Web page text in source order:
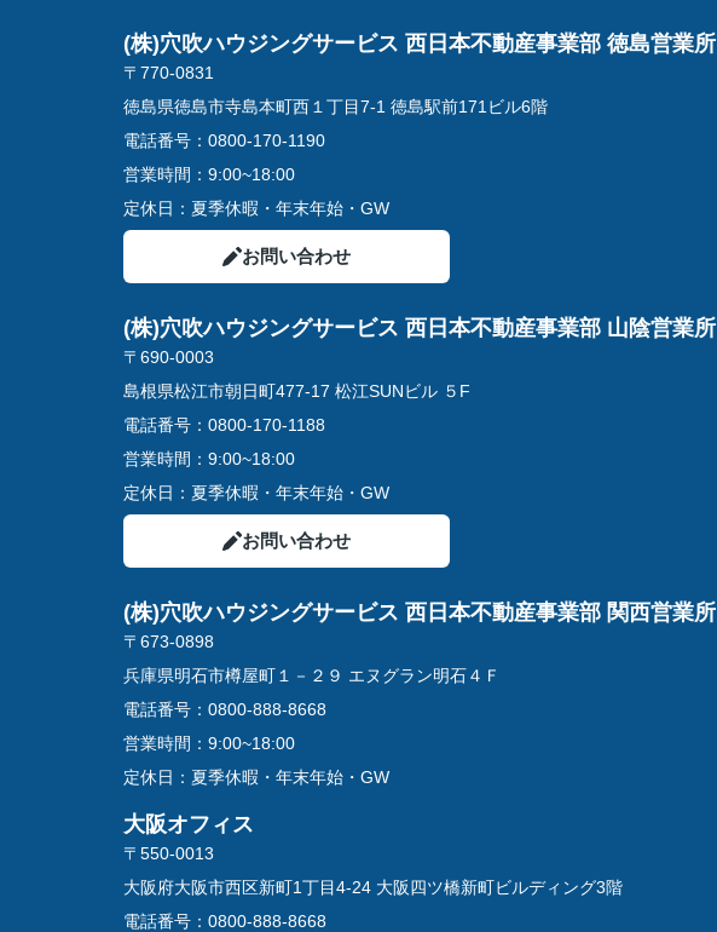
(株)穴吹ハウジングサービス 西日本不動産事業部 徳島営業所
〒770-0831
徳島県徳島市寺島本町西１丁目7-1 徳島駅前171ビル6階
電話番号： 0800-170-1190
営業時間： 9:00~18:00
定休日： 夏季休暇・年末年始・GW
お問い合わせ
(株)穴吹ハウジングサービス 西日本不動産事業部 山陰営業所
〒690-0003
島根県松江市朝日町477-17 松江SUNビル ５F
電話番号： 0800-170-1188
営業時間： 9:00~18:00
定休日： 夏季休暇・年末年始・GW
お問い合わせ
(株)穴吹ハウジングサービス 西日本不動産事業部 関西営業所
〒673-0898
兵庫県明石市樽屋町１－２９ エヌグラン明石４Ｆ
電話番号： 0800-888-8668
営業時間： 9:00~18:00
定休日： 夏季休暇・年末年始・GW
大阪オフィス
〒550-0013
大阪府大阪市西区新町1丁目4-24 大阪四ツ橋新町ビルディング3階
電話番号： 0800-888-8668